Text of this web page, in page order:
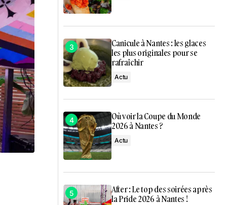
Canicule à Nantes : les glaces
les plus originales pour se
rafraîchir
Actu
Où voir la Coupe du Monde
2026 à Nantes ?
Actu
After : Le top des soirées après
la Pride 2026 à Nantes !